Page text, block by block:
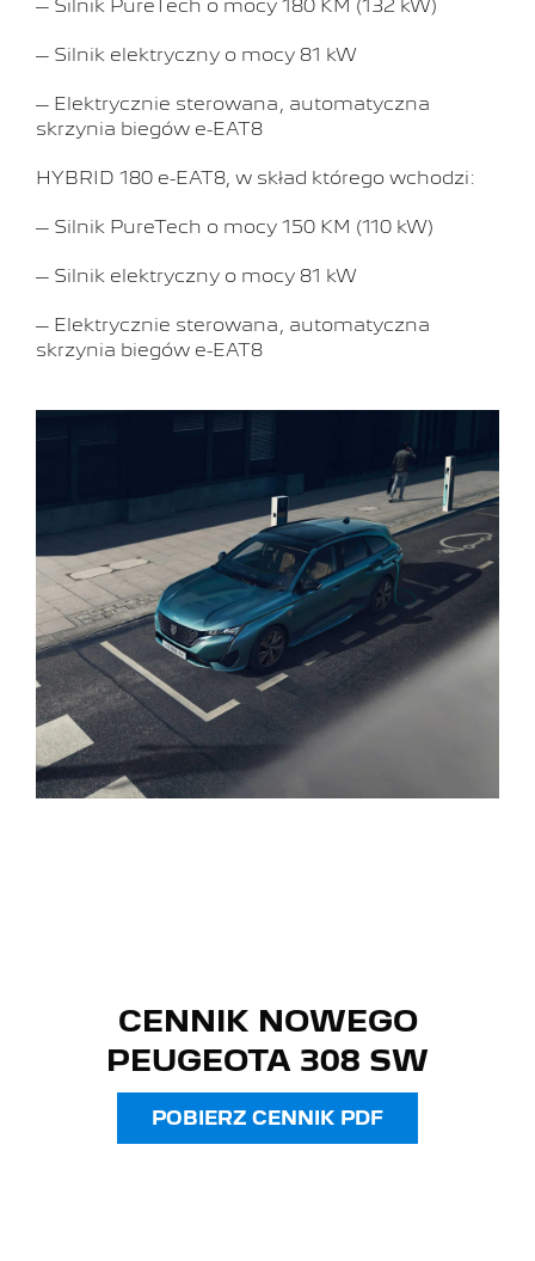
– Silnik PureTech o mocy 180 KM (132 kW)
– Silnik elektryczny o mocy 81 kW
– Elektrycznie sterowana, automatyczna
skrzynia biegów e-EAT8
HYBRID 180 e-EAT8, w skład którego wchodzi:
– Silnik PureTech o mocy 150 KM (110 kW)
– Silnik elektryczny o mocy 81 kW
– Elektrycznie sterowana, automatyczna
skrzynia biegów e-EAT8
CENNIK NOWEGO
PEUGEOTA 308 SW
POBIERZ CENNIK PDF